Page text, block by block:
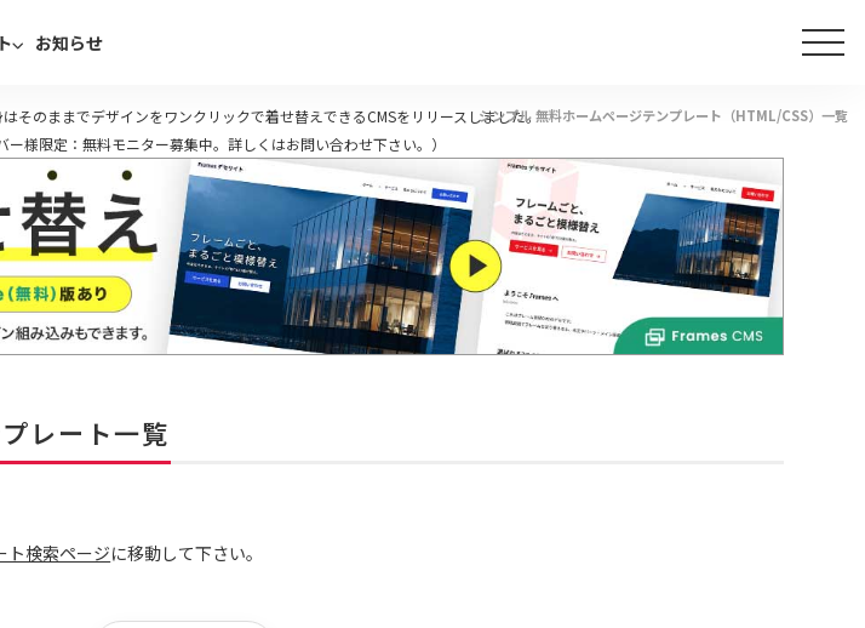
シンプル 無料ホームページテンプレート（HTML/CSS）一覧
お知らせ
そのままでデザインをワンクリックで着せ替えできるCMSをリリースしました。
ー様限定：無料モニター募集中。詳しくはお問い合わせ下さい。）
レート一覧
ト検索ページに移動して下さい。